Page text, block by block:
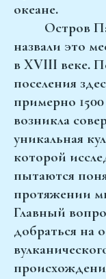
океане.
Остров
назвали это
в XVIII веке.
поселения
примерно 1500
возникла
уникальная
которой
пытаются
протяжении
Главный
добраться на